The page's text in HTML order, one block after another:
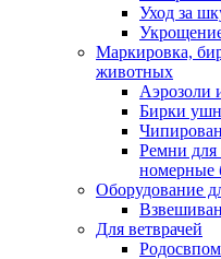
Уход за
Маркировка,
животных
Аэрозоли
Бирки
Ремни
номерные
Оборудование
Для ветврачей